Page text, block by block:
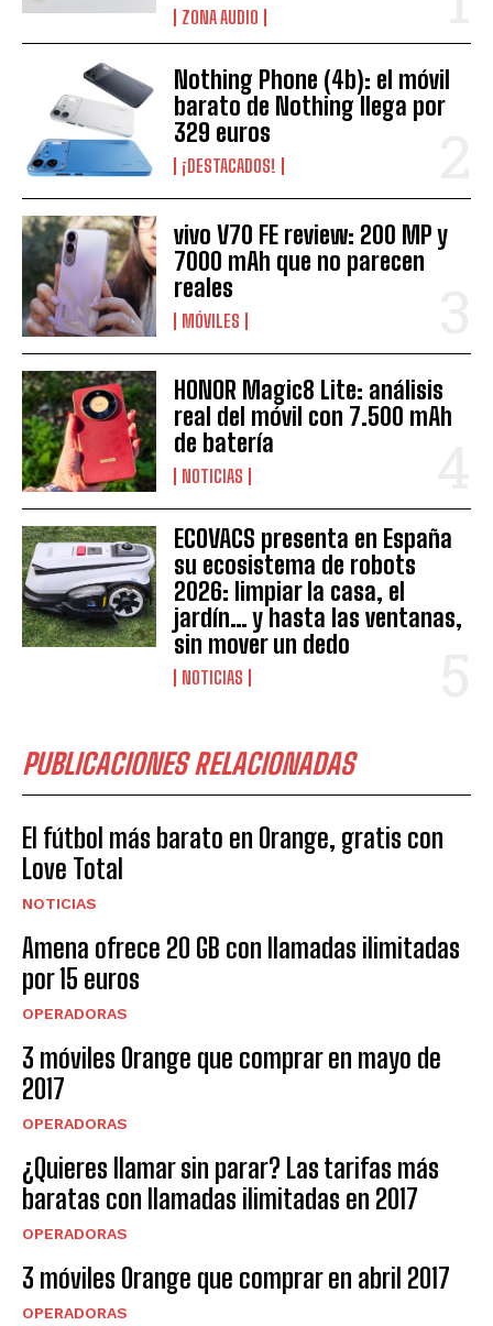
ZONA AUDIO
Nothing Phone (4b): el móvil
barato de Nothing llega por
329 euros
¡DESTACADOS!
vivo V70 FE review: 200 MP y
7000 mAh que no parecen
reales
MÓVILES
HONOR Magic8 Lite: análisis
real del móvil con 7.500 mAh
de batería
NOTICIAS
ECOVACS presenta en España
su ecosistema de robots
2026: limpiar la casa, el
jardín… y hasta las ventanas,
sin mover un dedo
NOTICIAS
PUBLICACIONES RELACIONADAS
El fútbol más barato en Orange, gratis con
Love Total
NOTICIAS
Amena ofrece 20 GB con llamadas ilimitadas
por 15 euros
OPERADORAS
3 móviles Orange que comprar en mayo de
2017
OPERADORAS
¿Quieres llamar sin parar? Las tarifas más
baratas con llamadas ilimitadas en 2017
OPERADORAS
3 móviles Orange que comprar en abril 2017
OPERADORAS